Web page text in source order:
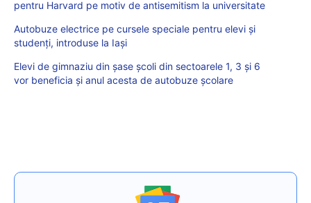
pentru Harvard pe motiv de antisemitism la universitate
Autobuze electrice pe cursele speciale pentru elevi și
studenți, introduse la Iași
Elevi de gimnaziu din șase școli din sectoarele 1, 3 şi 6
vor beneficia și anul acesta de autobuze școlare